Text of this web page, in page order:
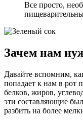
Все просто,
Зачем нам
Давайте вспомним,
попадает к нам в рот
белков, жиров,
эти составляющие
разбить на более